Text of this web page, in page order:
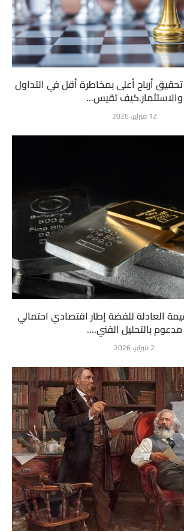
أرباح أعلى بمخاطرة أقل في التداول
والاستثمار.كيف تقيس...
12 فبراير، 2026
العادلة للفضة إطار اقتصادي احتمالي
مدعوم بالتحليل الفني....
2 فبراير، 2026